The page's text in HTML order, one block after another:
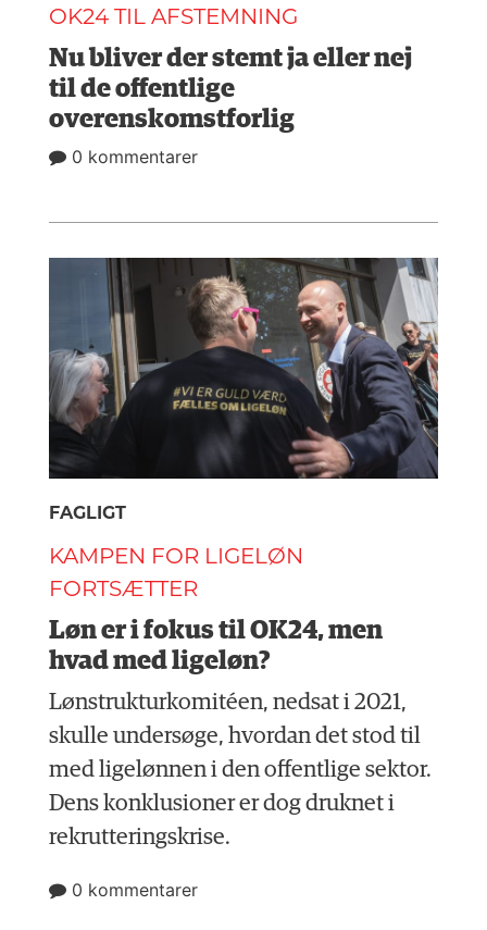
NAVNE
HISTORIE
TEORI
OK24 TIL AFSTEMNING
Nu bliver der stemt ja eller nej
til de offentlige
overenskomstforlig
0 kommentarer
FAGLIGT
KAMPEN FOR LIGELØN
FORTSÆTTER
Løn er i fokus til OK24, men
hvad med ligeløn?
Lønstrukturkomitéen, nedsat i 2021,
skulle undersøge, hvordan det stod til
med ligelønnen i den offentlige sektor.
Dens konklusioner er dog druknet i
rekrutteringskrise.
0 kommentarer